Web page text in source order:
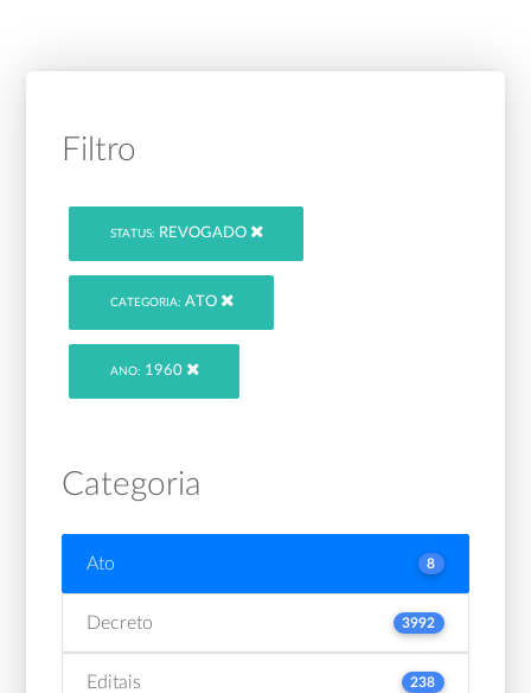
Filtro
STATUS: REVOGADO
CATEGORIA: ATO
ANO: 1960
Categoria
Ato 8
Decreto 3992
Editais 238